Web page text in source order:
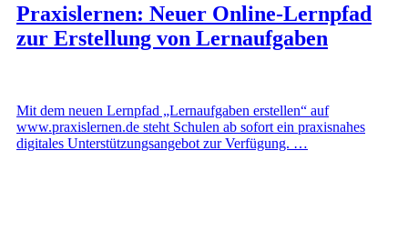
Praxislernen: Neuer Online-Lernpfad
zur Erstellung von Lernaufgaben
Mit dem neuen Lernpfad „Lernaufgaben erstellen“ auf
www.praxislernen.de steht Schulen ab sofort ein praxisnahes
digitales Unterstützungsangebot zur Verfügung. …